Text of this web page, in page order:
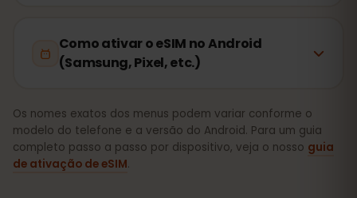
Como ativar o eSIM no Android
(Samsung, Pixel, etc.)
Os nomes exatos dos menus podem variar conforme o
modelo do telefone e a versão do Android. Para um guia
completo passo a passo por dispositivo, veja o nosso guia
de ativação de eSIM.